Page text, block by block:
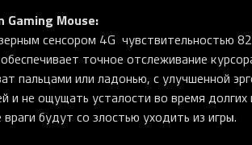
Gaming Mouse:
сенсором 4G чувствительностью
точное отслеживание
пальцами или ладонью, с улучшенной
и не ощущать усталости во время
будут со злостью уходить из игры.